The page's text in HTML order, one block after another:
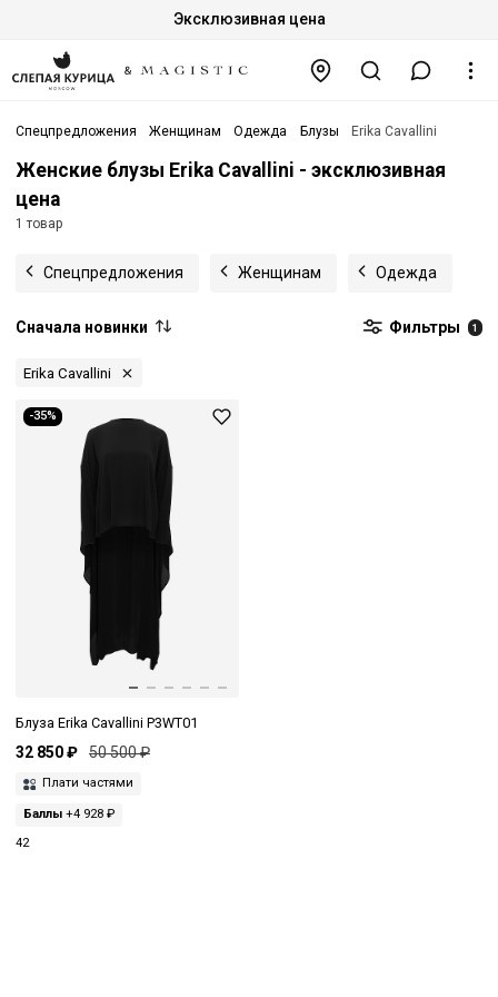
Эксклюзивная цена
Спецпредложения Женщинам Одежда Блузы Erika Cavallini
Женские блузы Erika Cavallini - эксклюзивная
цена
1 товар
Спецпредложения Женщинам Одежда
Сначала новинки Фильтры 1
Erika Cavallini
-35%
Блуза Erika Cavallini P3WT01
32 850 ₽ 50 500 ₽
Плати частями
Баллы +4 928 ₽
42